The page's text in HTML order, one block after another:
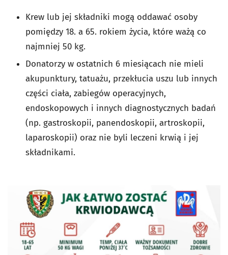
Krew lub jej składniki mogą oddawać osoby
pomiędzy 18. a 65. rokiem życia, które ważą co
najmniej 50 kg.
Donatorzy w ostatnich 6 miesiącach nie mieli
akupunktury, tatuażu, przekłucia uszu lub innych
części ciała, zabiegów operacyjnych,
endoskopowych i innych diagnostycznych badań
(np. gastroskopii, panendoskopii, artroskopii,
laparoskopii) oraz nie byli leczeni krwią i jej
składnikami.